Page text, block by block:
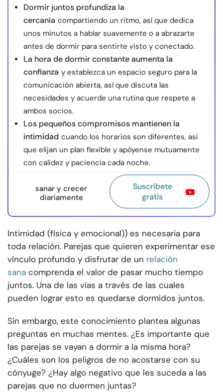
Dormir juntos profundiza la
cercanía compartiendo un ritmo, así que dedica
unos minutos a hablar suavemente o a abrazarte
antes de dormir para sentirte visto y conectado.
La hora de dormir constante aumenta la
confianza y establezca un espacio seguro para la
comunicación abierta, así que discuta las
necesidades y acuerde una rutina que respete a
ambos socios.
Los pequeños compromisos mantienen la
intimidad cuando los horarios son diferentes, así
que elijan un plan flexible y apóyense mutuamente
con calidez y paciencia cada noche.
sanar y crecer
diariamente
Suscríbete
gratis
Intimidad (física y emocional)) es necesaria para
toda relación. Parejas que quieren experimentar ese
vínculo profundo y disfrutar de un relación
sana comprenda el valor de pasar mucho tiempo
juntos. Una de las vías a través de las cuales
pueden lograr esto es quedarse dormidos juntos.
Sin embargo, este conocimiento plantea algunas
preguntas en muchas mentes. ¿Es importante que
las parejas se vayan a dormir a la misma hora?
¿Cuáles son los peligros de no acostarse con su
cónyuge? ¿Hay algo negativo que les suceda a las
parejas que no duermen juntas?